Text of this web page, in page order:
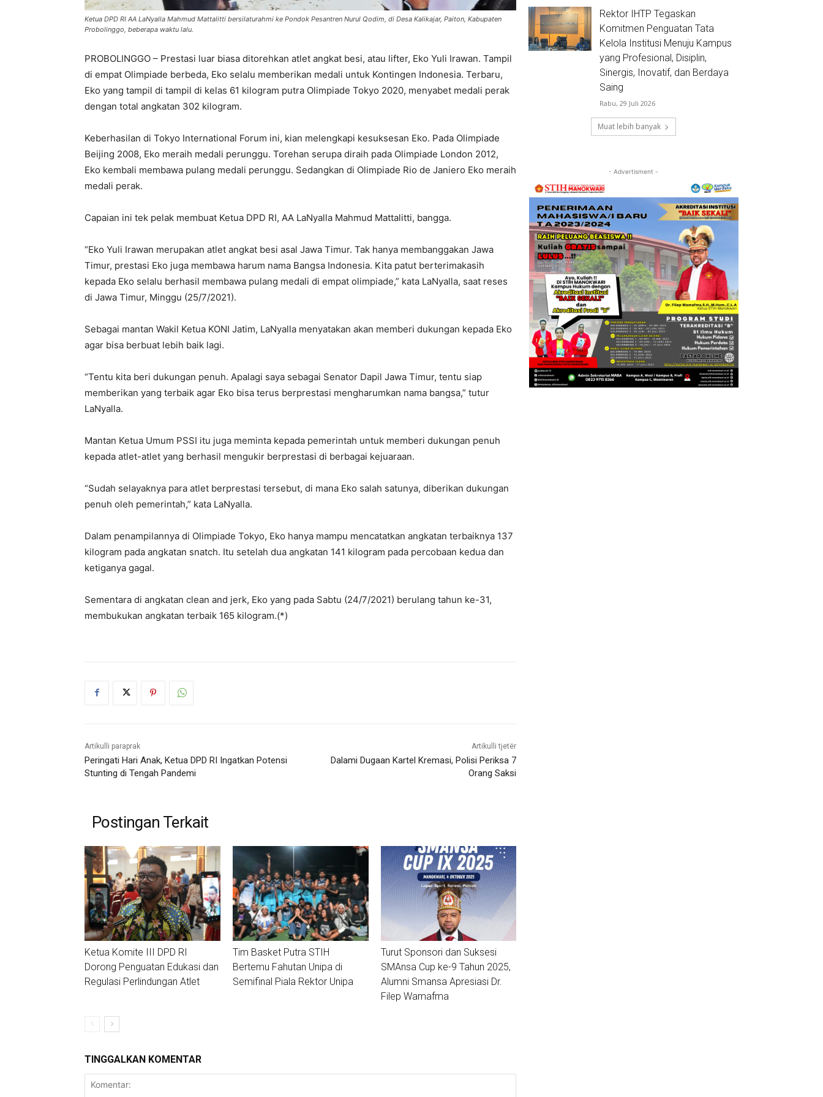
Ketua DPD RI AA LaNyalla Mahmud Mattalitti bersilaturahmi ke Pondok Pesantren Nurul Qodim, di Desa Kalikajar, Paiton, Kabupaten
Probolinggo, beberapa waktu lalu.
PROBOLINGGO – Prestasi luar biasa ditorehkan atlet angkat besi, atau lifter, Eko Yuli Irawan. Tampil
di empat Olimpiade berbeda, Eko selalu memberikan medali untuk Kontingen Indonesia. Terbaru,
Eko yang tampil di tampil di kelas 61 kilogram putra Olimpiade Tokyo 2020, menyabet medali perak
dengan total angkatan 302 kilogram.
Keberhasilan di Tokyo International Forum ini, kian melengkapi kesuksesan Eko. Pada Olimpiade
Beijing 2008, Eko meraih medali perunggu. Torehan serupa diraih pada Olimpiade London 2012,
Eko kembali membawa pulang medali perunggu. Sedangkan di Olimpiade Rio de Janiero Eko meraih
medali perak.
Capaian ini tek pelak membuat Ketua DPD RI, AA LaNyalla Mahmud Mattalitti, bangga.
“Eko Yuli Irawan merupakan atlet angkat besi asal Jawa Timur. Tak hanya membanggakan Jawa
Timur, prestasi Eko juga membawa harum nama Bangsa Indonesia. Kita patut berterimakasih
kepada Eko selalu berhasil membawa pulang medali di empat olimpiade,” kata LaNyalla, saat reses
di Jawa Timur, Minggu (25/7/2021).
Sebagai mantan Wakil Ketua KONI Jatim, LaNyalla menyatakan akan memberi dukungan kepada Eko
agar bisa berbuat lebih baik lagi.
“Tentu kita beri dukungan penuh. Apalagi saya sebagai Senator Dapil Jawa Timur, tentu siap
memberikan yang terbaik agar Eko bisa terus berprestasi mengharumkan nama bangsa,” tutur
LaNyalla.
Mantan Ketua Umum PSSI itu juga meminta kepada pemerintah untuk memberi dukungan penuh
kepada atlet-atlet yang berhasil mengukir berprestasi di berbagai kejuaraan.
“Sudah selayaknya para atlet berprestasi tersebut, di mana Eko salah satunya, diberikan dukungan
penuh oleh pemerintah,” kata LaNyalla.
Dalam penampilannya di Olimpiade Tokyo, Eko hanya mampu mencatatkan angkatan terbaiknya 137
kilogram pada angkatan snatch. Itu setelah dua angkatan 141 kilogram pada percobaan kedua dan
ketiganya gagal.
Sementara di angkatan clean and jerk, Eko yang pada Sabtu (24/7/2021) berulang tahun ke-31,
membukukan angkatan terbaik 165 kilogram.(*)
Artikulli paraprak
Peringati Hari Anak, Ketua DPD RI Ingatkan Potensi
Stunting di Tengah Pandemi
Artikulli tjetër
Dalami Dugaan Kartel Kremasi, Polisi Periksa 7
Orang Saksi
Postingan Terkait
Ketua Komite III DPD RI
Dorong Penguatan Edukasi dan
Regulasi Perlindungan Atlet
Tim Basket Putra STIH
Bertemu Fahutan Unipa di
Semifinal Piala Rektor Unipa
Turut Sponsori dan Suksesi
SMAnsa Cup ke-9 Tahun 2025,
Alumni Smansa Apresiasi Dr.
Filep Wamafma
TINGGALKAN KOMENTAR
Rektor IHTP Tegaskan
Komitmen Penguatan Tata
Kelola Institusi Menuju Kampus
yang Profesional, Disiplin,
Sinergis, Inovatif, dan Berdaya
Saing
Rabu, 29 Juli 2026
Muat lebih banyak
- Advertisment -